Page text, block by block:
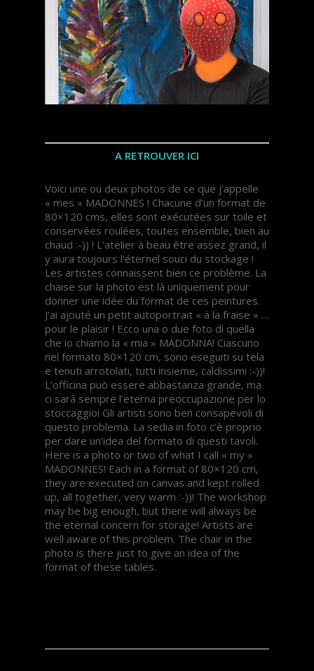
A RETROUVER ICI
Voici une ou deux photos de ce que j’appelle
« mes » MADONNES ! Chacune d’un format de
80×120 cms, elles sont exécutées sur toile et
conservées roulées, toutes ensemble, bien au
chaud :-)) ! L’atelier à beau être assez grand, il
y aura toujours l’éternel souci du stockage !
Les artistes connaissent bien ce problème. La
chaise sur la photo est là uniquement pour
donner une idée du format de ces peintures.
J’ai ajouté un petit autoportrait « à la fraise » …
pour le plaisir ! Ecco una o due foto di quella
che io chiamo la « mia » MADONNA! Ciascuno
nel formato 80×120 cm, sono eseguiti su tela
e tenuti arrotolati, tutti insieme, caldissimi :-))!
L’officina può essere abbastanza grande, ma
ci sarà sempre l’eterna preoccupazione per lo
stoccaggio! Gli artisti sono ben consapevoli di
questo problema. La sedia in foto c’è proprio
per dare un’idea del formato di questi tavoli.
Here is a photo or two of what I call « my »
MADONNES! Each in a format of 80×120 cm,
they are executed on canvas and kept rolled
up, all together, very warm :-))! The workshop
may be big enough, but there will always be
the eternal concern for storage! Artists are
well aware of this problem. The chair in the
photo is there just to give an idea of ​​the
format of these tables.